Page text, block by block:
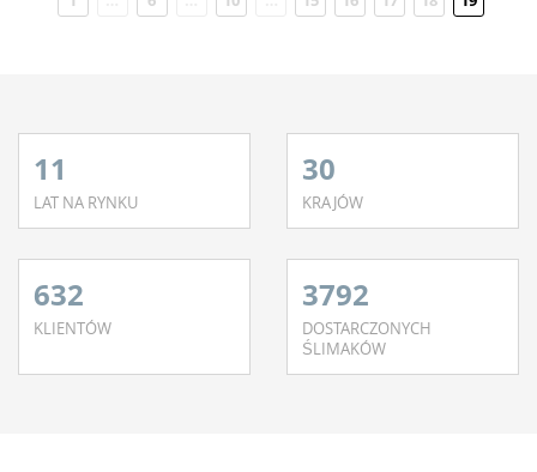
11
LAT NA RYNKU
30
KRAJÓW
632
KLIENTÓW
3792
DOSTARCZONYCH
ŚLIMAKÓW